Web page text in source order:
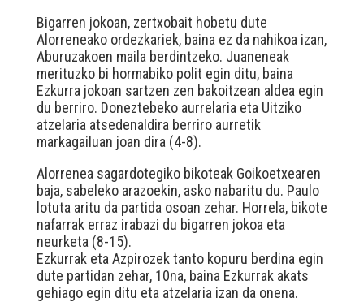
Bigarren jokoan, zertxobait hobetu dute
Alorreneako ordezkariek, baina ez da nahikoa izan,
Aburuzakoen maila berdintzeko. Juaneneak
merituzko bi hormabiko polit egin ditu, baina
Ezkurra jokoan sartzen zen bakoitzean aldea egin
du berriro. Doneztebeko aurrelaria eta Uitziko
atzelaria atsedenaldira berriro aurretik
markagailuan joan dira (4-8).
Alorrenea sagardotegiko bikoteak Goikoetxearen
baja, sabeleko arazoekin, asko nabaritu du. Paulo
lotuta aritu da partida osoan zehar. Horrela, bikote
nafarrak erraz irabazi du bigarren jokoa eta
neurketa (8-15).
Ezkurrak eta Azpirozek tanto kopuru berdina egin
dute partidan zehar, 10na, baina Ezkurrak akats
gehiago egin ditu eta atzelaria izan da onena.